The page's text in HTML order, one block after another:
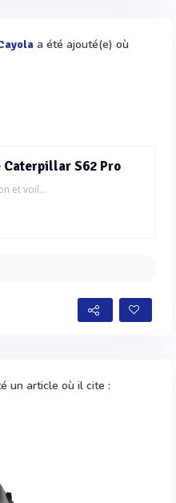
a été ajouté(e) où
Caterpillar S62 Pro
et voil...
un article où il cite :